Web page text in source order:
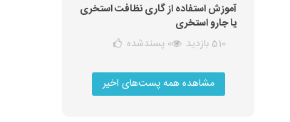
آموزش استفاده از گاری نظافت استخری
یا جارو استخری
510 بازدید
0 پسندشده
مشاهده همه پست‌های اخیر